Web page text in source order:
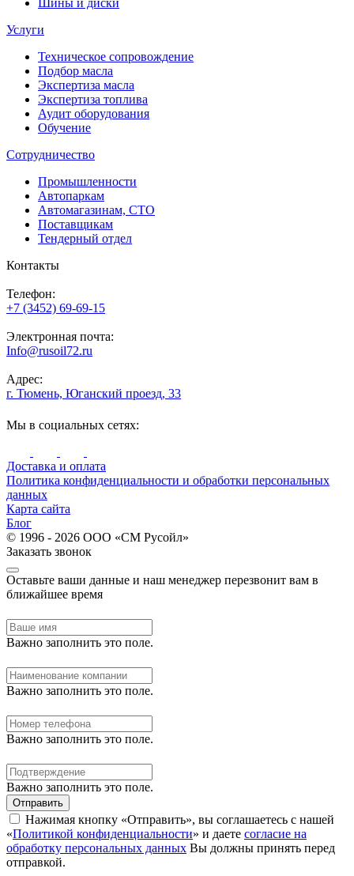
Услуги
Техническое сопровождение
Подбор масла
Экспертиза масла
Экспертиза топлива
Аудит оборудования
Обучение
Сотрудничество
Промышленности
Автопаркам
Автомагазинам, СТО
Поставщикам
Тендерный отдел
Контакты
Телефон:
+7 (3452) 69-69-15
Электронная почта:
Info@rusoil72.ru
Адрес:
г. Тюмень, Юганский проезд, 33
Мы в социальных сетях:
Доставка и оплата
Политика конфиденциальности и обработки персональных
данных
Карта сайта
Блог
© 1996 - 2026 ООО «СМ Русойл»
Заказать звонок
Оставьте ваши данные и наш менеджер перезвонит вам в
ближайшее время
Важно заполнить это поле.
Важно заполнить это поле.
Важно заполнить это поле.
Важно заполнить это поле.
Отправить
Нажимая кнопку «Отправить», вы соглашаетесь с нашей
«Политикой конфиденциальности» и даете согласие на
обработку персональных данных Вы должны принять перед
отправкой.